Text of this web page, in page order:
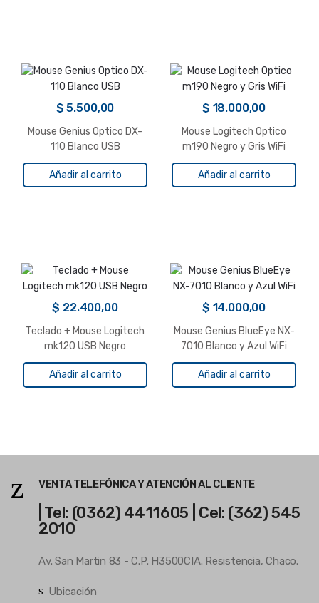
$ 5.500,00
Mouse Genius Optico DX-
110 Blanco USB
Añadir al carrito
$ 18.000,00
Mouse Logitech Optico
m190 Negro y Gris WiFi
Añadir al carrito
$ 22.400,00
Teclado + Mouse Logitech
mk120 USB Negro
Añadir al carrito
$ 14.000,00
Mouse Genius BlueEye NX-
7010 Blanco y Azul WiFi
Añadir al carrito
VENTA TELEFÓNICA Y ATENCIÓN AL CLIENTE
| Tel: (0362) 4411605 | Cel: (362) 545
2010
Av. San Martin 83 - C.P. H3500CIA. Resistencia, Chaco.
Ubicación